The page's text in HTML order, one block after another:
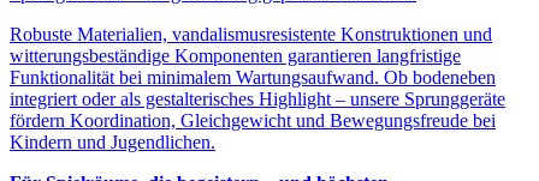
Robuste Materialien, vandalismusresistente Konstruktionen und
witterungsbeständige Komponenten garantieren langfristige
Funktionalität bei minimalem Wartungsaufwand. Ob bodeneben
integriert oder als gestalterisches Highlight – unsere Sprunggeräte
fördern Koordination, Gleichgewicht und Bewegungsfreude bei
Kindern und Jugendlichen.